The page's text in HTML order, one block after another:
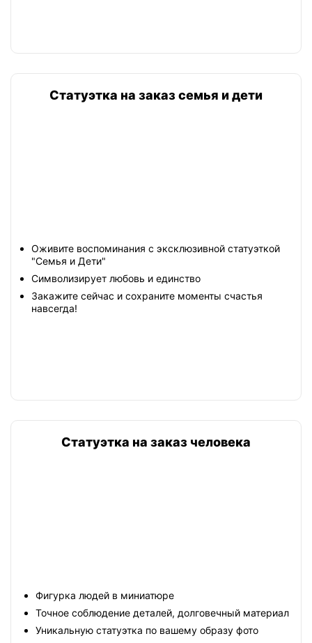
Статуэтка на заказ семья и дети
Оживите воспоминания с эксклюзивной статуэткой
"Семья и Дети"
Символизирует любовь и единство
Закажите сейчас и сохраните моменты счастья
навсегда!
Статуэтка на заказ человека
Фигурка людей в миниатюре
Точное соблюдение деталей, долговечный материал
Уникальную статуэтка по вашему образу фото